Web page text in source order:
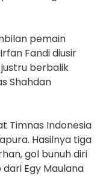
pemain
Fandi diusir
justru berbalik
Shahdan
Timnas Indonesia
Hasilnya tiga
gol bunuh diri
Egy Maulana